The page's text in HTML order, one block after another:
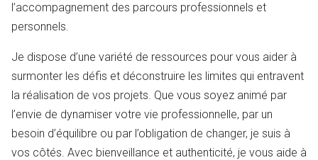
l’accompagnement des parcours professionnels et
personnels.
Je dispose d’une variété de ressources pour vous aider à
surmonter les défis et déconstruire les limites qui entravent
la réalisation de vos projets. Que vous soyez animé par
l’envie de dynamiser votre vie professionnelle, par un
besoin d’équilibre ou par l’obligation de changer, je suis à
vos côtés. Avec bienveillance et authenticité, je vous aide à